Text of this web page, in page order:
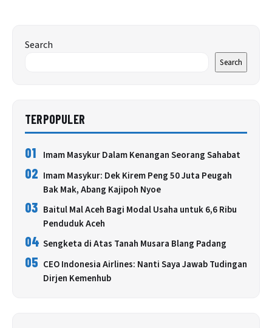
Search
Search
TERPOPULER
01 Imam Masykur Dalam Kenangan Seorang Sahabat
02 Imam Masykur: Dek Kirem Peng 50 Juta Peugah
Bak Mak, Abang Kajipoh Nyoe
03 Baitul Mal Aceh Bagi Modal Usaha untuk 6,6 Ribu
Penduduk Aceh
04 Sengketa di Atas Tanah Musara Blang Padang
05 CEO Indonesia Airlines: Nanti Saya Jawab Tudingan
Dirjen Kemenhub